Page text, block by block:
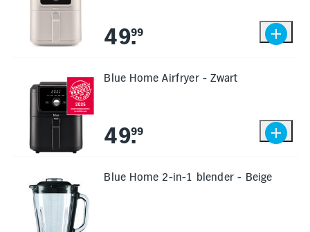
49.
99
Blue Home Airfryer - Zwart
49.
99
Blue Home 2-in-1 blender - Beige